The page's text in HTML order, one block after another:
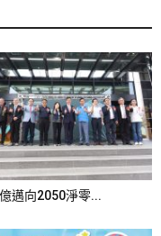
邁向2050淨零...